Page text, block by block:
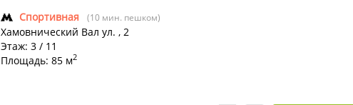
Спортивная (10 мин. пешком)
Хамовнический Вал ул. , 2
Этаж: 3 / 11
Площадь: 85 м2